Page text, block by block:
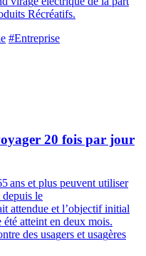
duits Récréatifs.
#Entreprise
20 fois par jour
5ans et plus peuvent utiliser
depuis le
it attendue et l’objectif initial
été atteint en deux mois.
ntre des usagers et usagères